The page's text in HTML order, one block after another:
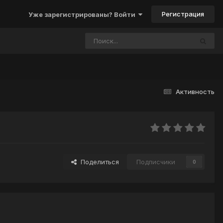
Уже зарегистрированы? Войти Регистрация
Активность
Поделиться Подписчики 0